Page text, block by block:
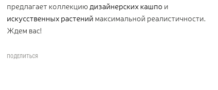
предлагает коллекциюдизайнерских кашпо и
искусственных растений максимальной реалистичности.
Ждем вас!